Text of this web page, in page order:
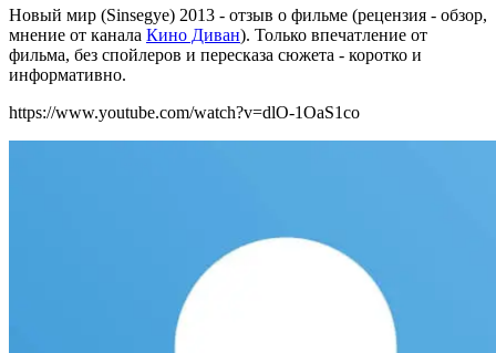
Новый мир (Sinsegye) 2013 - отзыв о фильме (рецензия - обзор,
мнение от канала Кино Диван). Только впечатление от
фильма, без спойлеров и пересказа сюжета - коротко и
информативно.
https://www.youtube.com/watch?v=dlO-1OaS1co